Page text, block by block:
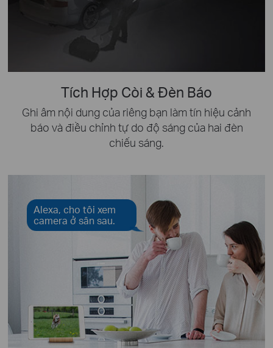
Tích Hợp Còi & Đèn Báo
Ghi âm nội dung của riêng bạn làm tín hiệu cảnh
báo và điều chỉnh tự do độ sáng của hai đèn
chiếu sáng.
Alexa, cho tôi xem
camera ở sân sau.